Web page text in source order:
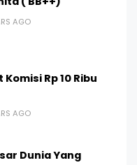
AGO
Rp 10 Ribu
AGO
Dunia Yang